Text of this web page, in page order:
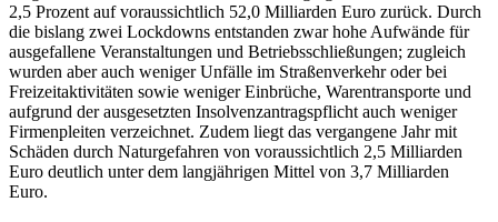
2,5 Prozent auf voraussichtlich 52,0 Milliarden Euro zurück. Durch
die bislang zwei Lockdowns entstanden zwar hohe Aufwände für
ausgefallene Veranstaltungen und Betriebsschließungen; zugleich
wurden aber auch weniger Unfälle im Straßenverkehr oder bei
Freizeitaktivitäten sowie weniger Einbrüche, Warentransporte und
aufgrund der ausgesetzten Insolvenzantragspflicht auch weniger
Firmenpleiten verzeichnet. Zudem liegt das vergangene Jahr mit
Schäden durch Naturgefahren von voraussichtlich 2,5 Milliarden
Euro deutlich unter dem langjährigen Mittel von 3,7 Milliarden
Euro.